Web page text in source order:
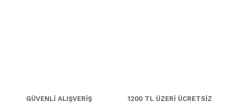
GÜVENLİ ALIŞVERİŞ
1200 TL ÜZERİ ÜCRETSİZ